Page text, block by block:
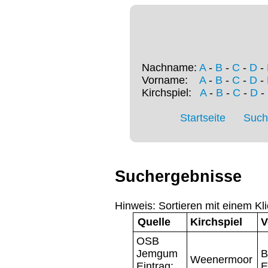
Nachname: A- B - C - D -
Vorname: A- B - C - D -
Kirchspiel: A- B - C - D-
Startseite
Suchergebnisse
Hinweis: Sortieren mit einem
Quelle
Kirchspiel
OSB
Jemgum
Weenermoor